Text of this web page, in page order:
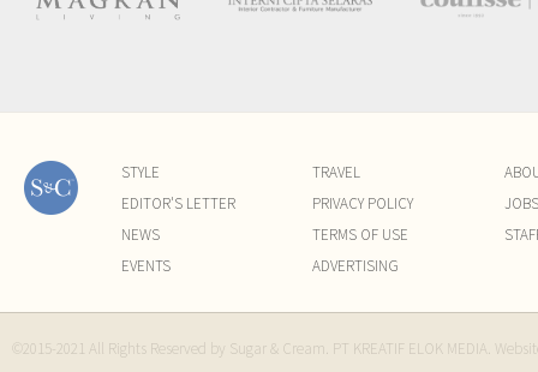
STYLE
EDITOR'S LETTER
NEWS
EVENTS
TRAVEL
PRIVACY POLICY
TERMS OF USE
ADVERTISING
JOBS
©2015-2021 All Rights Reserved by Sugar & Cream. PT KREATIF ELOK MEDIA.